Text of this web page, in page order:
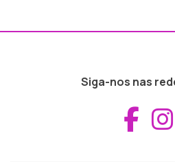
Siga-nos nas